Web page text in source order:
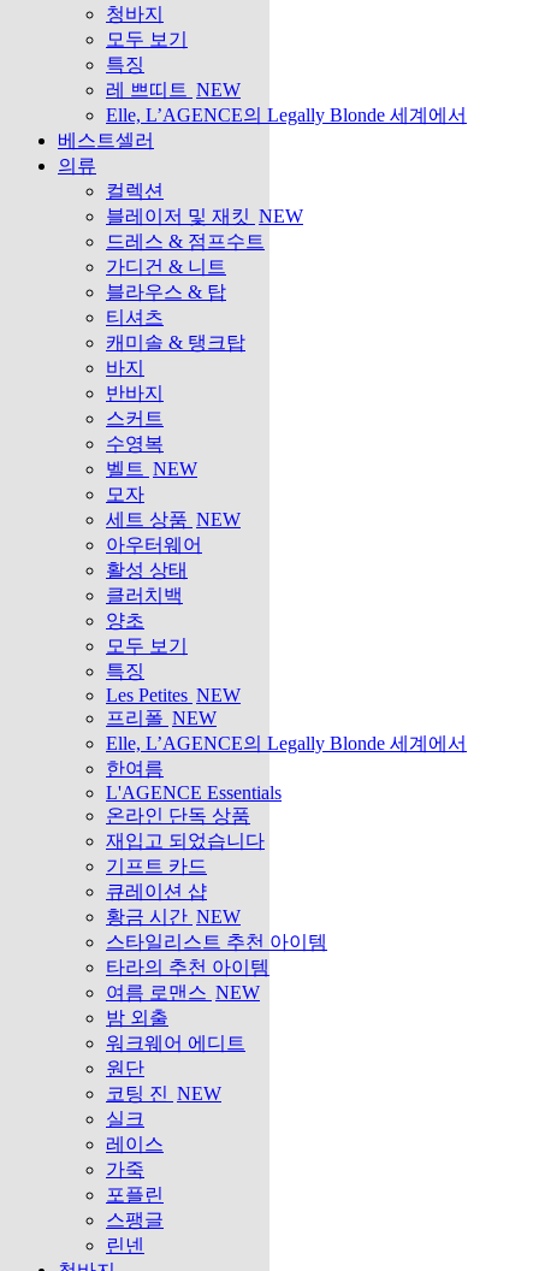
청바지
모두 보기
특징
레 쁘띠트 NEW
Elle, L’AGENCE의 Legally Blonde 세계에서
베스트셀러
의류
컬렉션
블레이저 및 재킷 NEW
드레스 & 점프수트
가디건 & 니트
블라우스 & 탑
티셔츠
캐미솔 & 탱크탑
바지
반바지
스커트
수영복
벨트 NEW
모자
세트 상품 NEW
아우터웨어
활성 상태
클러치백
양초
모두 보기
특징
Les Petites NEW
프리폴 NEW
Elle, L’AGENCE의 Legally Blonde 세계에서
한여름
L'AGENCE Essentials
온라인 단독 상품
재입고 되었습니다
기프트 카드
큐레이션 샵
황금 시간 NEW
스타일리스트 추천 아이템
타라의 추천 아이템
여름 로맨스 NEW
밤 외출
워크웨어 에디트
원단
코팅 진 NEW
실크
레이스
가죽
포플린
스팽글
린넨